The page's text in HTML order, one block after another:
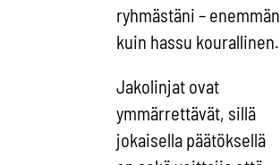
ryhmästäni – enemmän
kuin hassu kourallinen.
Jakolinjat ovat
ymmärrettävät, sillä
jokaisella päätöksellä